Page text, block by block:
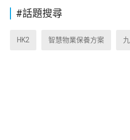
#話題搜尋
HK2 智慧物業保養方案